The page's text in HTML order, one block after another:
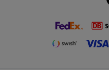
www.pipetto.se